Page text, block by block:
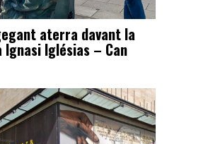
aterra davant la
Iglésias – Can